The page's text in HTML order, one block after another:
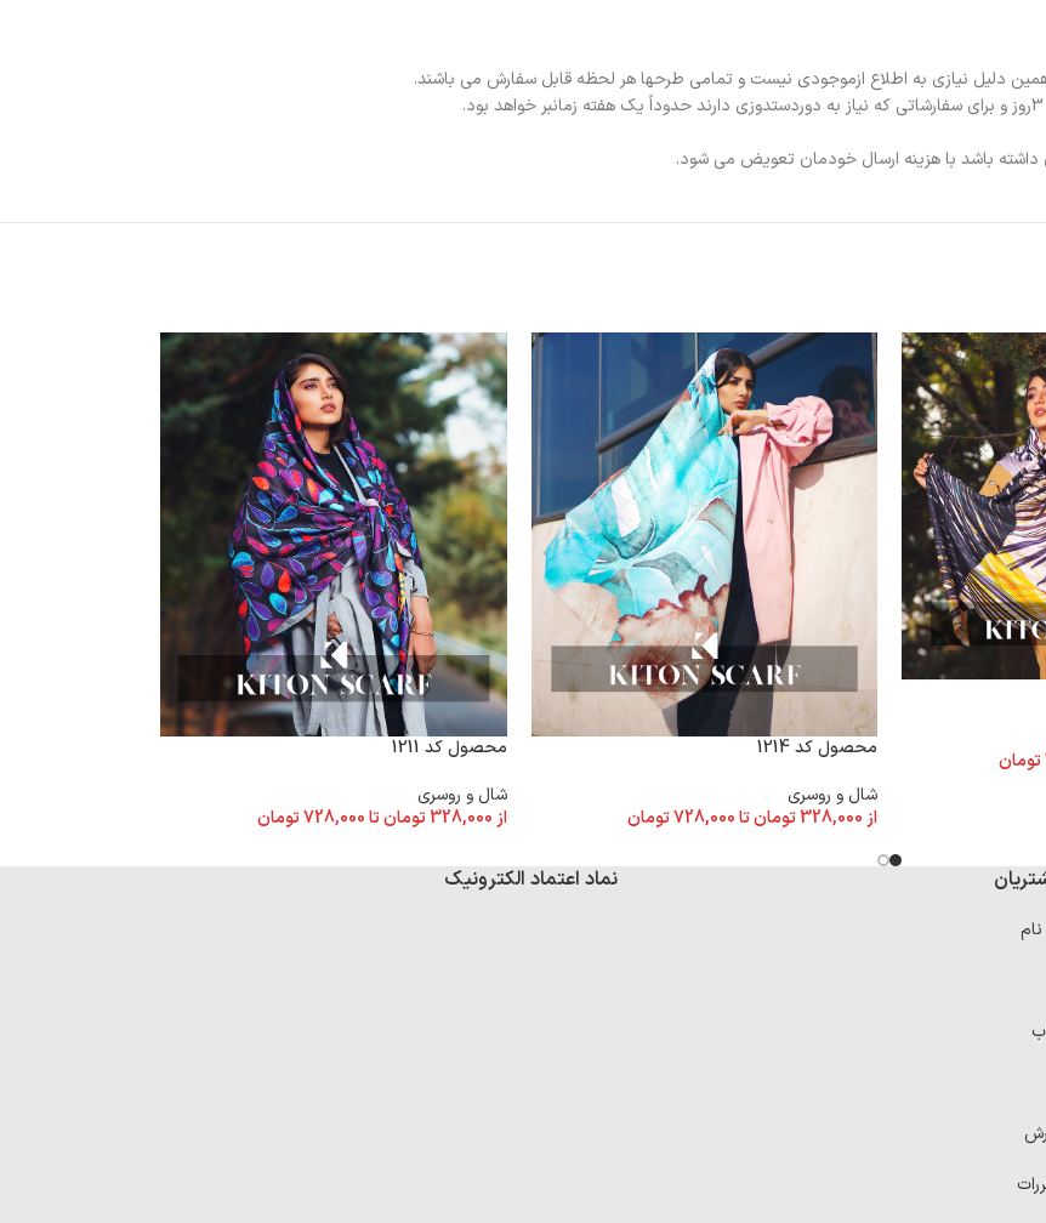
دلیل نیازی به اطلاع ازموجودی نیست و تمامی طرحها هر لحظه قابل سفارش می باشند.
داشته باشد با هزینه ارسال خودمان تعویض می شود.
تومان
محصول کد 1214
شال و روسری
از328,000تومانتا728,000تومان
محصول کد 1211
شال و روسری
از 328,000 تومانتا728,000تومان
نماد اعتماد الکترونیک